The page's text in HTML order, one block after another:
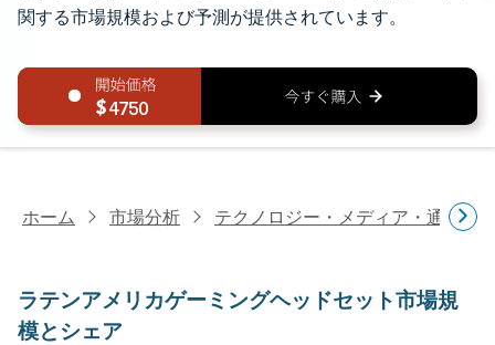
関する市場規模および予測が提供されています。
4750
ホーム 市場分析 テクノロジー・メディア・通信研
ラテンアメリカゲーミングヘッドセット市場規
模とシェア